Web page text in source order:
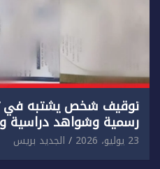
توقيف شخص يشتبه في
رسمية وشواهد دراسية
مادي.
23 يوليو، 2026 الجديد بريس